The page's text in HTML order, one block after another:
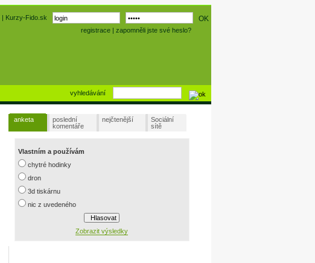
registrace | zapomněli jste své heslo?
| Kurzy-Fido.sk
vyhledávání
anketa
poslední
komentáře
nejčtenější
Sociální
sítě
Vlastním a používám
chytré hodinky
dron
3d tiskárnu
nic z uvedeného
Zobrazit výsledky